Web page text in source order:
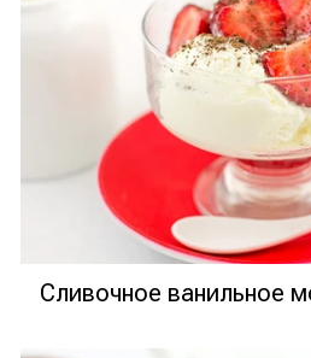
Сливочное ванильное